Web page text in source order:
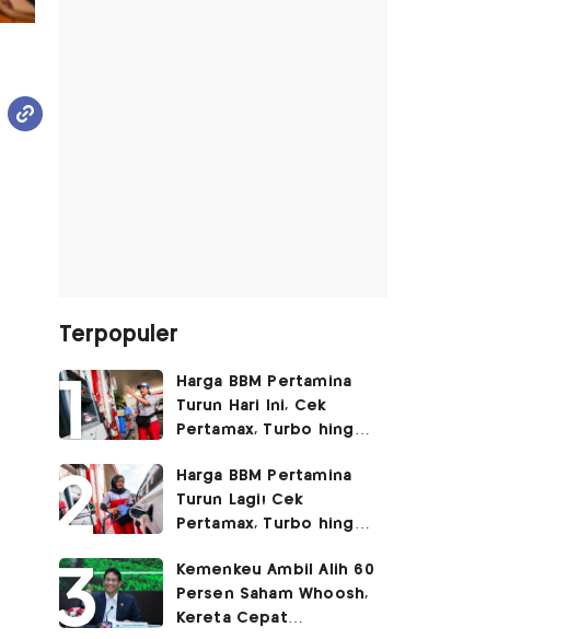
Terpopuler
Harga BBM Pertamina
Turun Hari Ini, Cek
Pertamax, Turbo hingga
2026
Harga BBM Pertamina
Turun Lagi! Cek
Pertamax, Turbo hingga
Agustus 2026
Kemenkeu Ambil Alih 60
Persen Saham Whoosh,
Kereta Cepat